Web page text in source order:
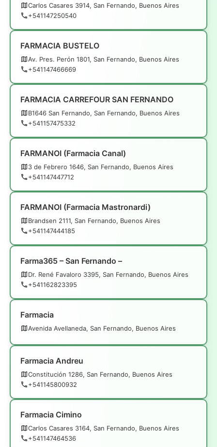
Carlos Casares 3914, San Fernando, Buenos Aires
+541147250540
FARMACIA BUSTELO
Av. Pres. Perón 1801, San Fernando, Buenos Aires
+541147466669
FARMACIA CARREFOUR SAN FERNANDO
B1646 San Fernando, San Fernando, Buenos Aires
+541157475332
FARMANOI (Farmacia Canal)
3 de Febrero 1646, San Fernando, Buenos Aires
+541147447712
FARMANOI (Farmacia Mastronardi)
Brandsen 2111, San Fernando, Buenos Aires
+541147444185
Farma365 – San Fernando –
Dr. René Favaloro 3395, San Fernando, Buenos Aires
+541162823395
Farmacia
Avenida Avellaneda, San Fernando, Buenos Aires
Farmacia Andreu
Constitución 1286, San Fernando, Buenos Aires
+541145800932
Farmacia Cimino
Carlos Casares 3164, San Fernando, Buenos Aires
+541147464536